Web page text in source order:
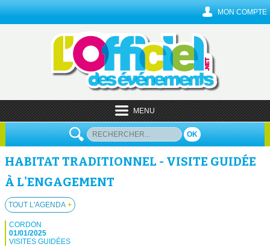
MON COMPTE
MENU
OK
HABITAT TRADITIONNEL - VISITE GUIDÉE
À L'ENGAGEMENT
TOUT L'AGENDA +
CORDON
01/01/2025
VISITES GUIDÉES